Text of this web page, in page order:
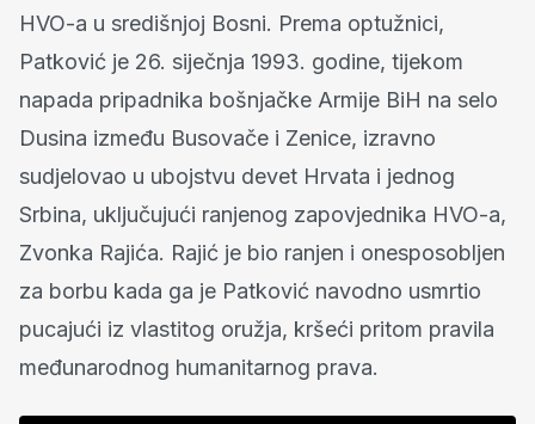
HVO-a u središnjoj Bosni. Prema optužnici,
Patković je 26. siječnja 1993. godine, tijekom
napada pripadnika bošnjačke Armije BiH na selo
Dusina između Busovače i Zenice, izravno
sudjelovao u ubojstvu devet Hrvata i jednog
Srbina, uključujući ranjenog zapovjednika HVO-a,
Zvonka Rajića. Rajić je bio ranjen i onesposobljen
za borbu kada ga je Patković navodno usmrtio
pucajući iz vlastitog oružja, kršeći pritom pravila
međunarodnog humanitarnog prava.